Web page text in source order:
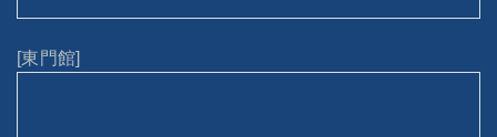
[東門館]